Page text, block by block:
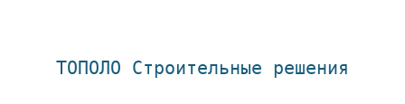
ТОПОЛО Строительные решения